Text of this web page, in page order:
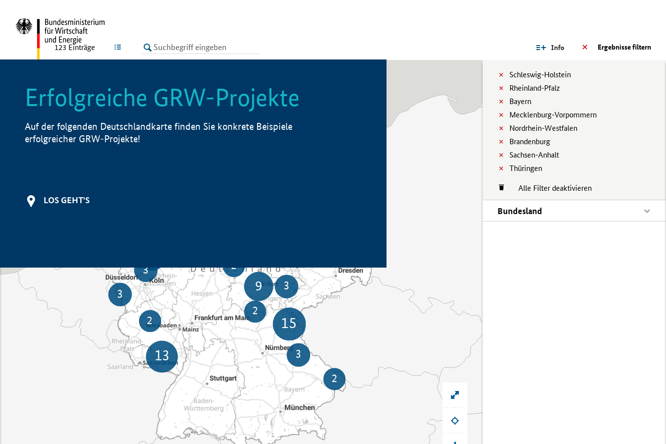
LISTE Ergebnisse filtern
Info
Schleswig-Holstein
Rheinland-Pfalz
Bayern
Mecklenburg-Vorpommern
Nordrhein-Westfalen
Brandenburg
Sachsen-Anhalt
Thüringen
Alle Filter deaktivieren
Bundesland
123 Einträge
Erfolgreiche GRW-Projekte
Auf der folgenden Deutschlandkarte finden Sie konkrete Beispiele
erfolgreicher GRW-Projekte!
LOS GEHT'S